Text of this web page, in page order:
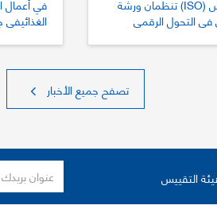
الدولية للتقييس (ISO) تنظمان ورشة
في التحول الرقمي
تصفح جميع الأخبار
التقييس